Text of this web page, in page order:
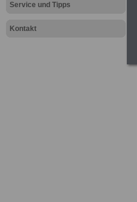
Service und Tipps
Kontakt